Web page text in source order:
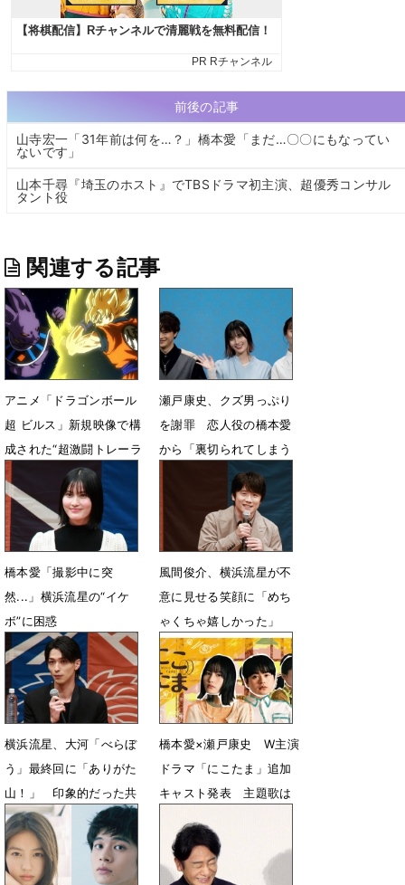
前後の記事
山寺宏一「31年前は何を…？」橋本愛「まだ…〇〇にもなってい
ないです」
山本千尋『埼玉のホスト』でTBSドラマ初主演、超優秀コンサル
タント役
関連する記事
アニメ「ドラゴンボール
超 ビルス」新規映像で構
成された“超激闘トレーラ
ー”公開
4月20日 15時00分
瀬戸康史、クズ男っぷり
を謝罪 恋人役の橋本愛
から「裏切られてしまう
んですけど…」
12月27日 10時03分
橋本愛「撮影中に突
然...」横浜流星の“イケ
ボ”に困惑
12月15日 07時00分
風間俊介、横浜流星が不
意に見せる笑顔に「めち
ゃくちゃ嬉しかった」
12月15日 07時00分
横浜流星、大河「べらぼ
う」最終回に「ありがた
山！」 印象的だった共
演者に爆笑問題・太田
12月14日 20時41分
橋本愛×瀬戸康史 W主演
ドラマ「にこたま」追加
キャスト発表 主題歌は
12月9日 15時00分